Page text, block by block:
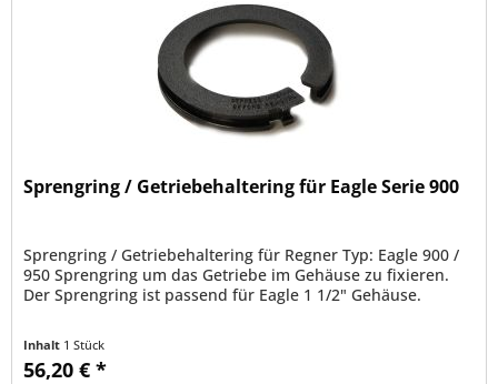
Sprengring / Getriebehaltering für Eagle Serie 900
Sprengring / Getriebehaltering für Regner Typ: Eagle 900 /
950 Sprengring um das Getriebe im Gehäuse zu fixieren.
Der Sprengring ist passend für Eagle 1 1/2" Gehäuse.
Inhalt 1 Stück
56,20 € *